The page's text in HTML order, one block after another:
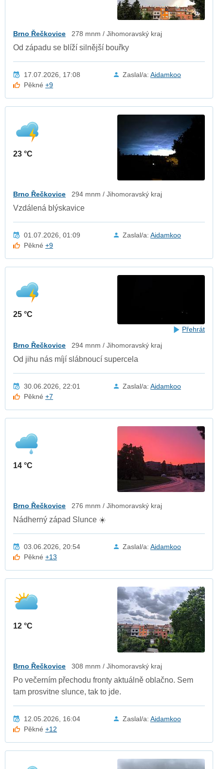
Brno Řečkovice 278 mnm / Jihomoravský kraj
Od západu se blíží silnější bouřky
17.07.2026, 17:08 Zaslal/a: Aidamkoo
Pěkné+9
23 °C
Brno Řečkovice 294 mnm / Jihomoravský kraj
Vzdálená blýskavice
01.07.2026, 01:09 Zaslal/a: Aidamkoo
Pěkné+9
25 °C
Přehrát
Brno Řečkovice 294 mnm / Jihomoravský kraj
Od jihu nás míjí slábnoucí supercela
30.06.2026, 22:01 Zaslal/a: Aidamkoo
Pěkné+7
14 °C
Brno Řečkovice 276 mnm / Jihomoravský kraj
Nádherný západ Slunce ☀️
03.06.2026, 20:54 Zaslal/a: Aidamkoo
Pěkné+13
12 °C
Brno Řečkovice 308 mnm / Jihomoravský kraj
Po večerním přechodu fronty aktuálně oblačno. Sem
tam prosvitne slunce, tak to jde.
12.05.2026, 16:04 Zaslal/a: Aidamkoo
Pěkné+12